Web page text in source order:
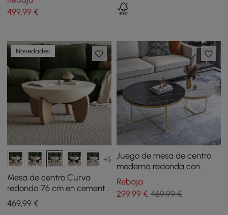
tapa de piedra sinterizada
499,99 €
Novedades
+5
Mesa de centro Curva
redonda 76 cm en cemento
con patas de madera de
fresno
469,99 €
Juego de mesa de centro
moderna redonda con
forma de nido, 2 piezas,
tapa de piedra blanca y
negra, base dorada
Rebaja
299,99€ 469,99 €